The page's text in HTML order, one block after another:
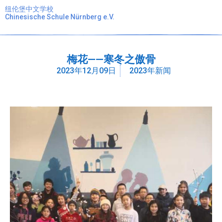
纽伦堡中文学校
Chinesische Schule Nürnberg e.V.
梅花——寒冬之傲骨
2023年12月09日 2023年新闻